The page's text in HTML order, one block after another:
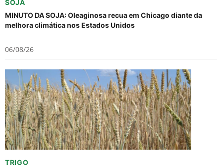
SOJA
MINUTO DA SOJA: Oleaginosa recua em Chicago diante da
melhora climática nos Estados Unidos
06/08/26
TRIGO